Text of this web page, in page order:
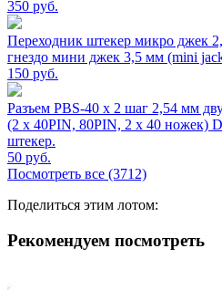
350 руб.
Переходник штекер микро джек
гнездо мини джек 3,5 мм (mini
150 руб.
Разъем PBS-40 х 2 шаг 2,54 мм
(2 х 40PIN, 80PIN, 2 х 40 ножек)
штекер.
50 руб.
Посмотреть все (3712)
Поделиться этим лотом:
Рекомендуем посмотреть